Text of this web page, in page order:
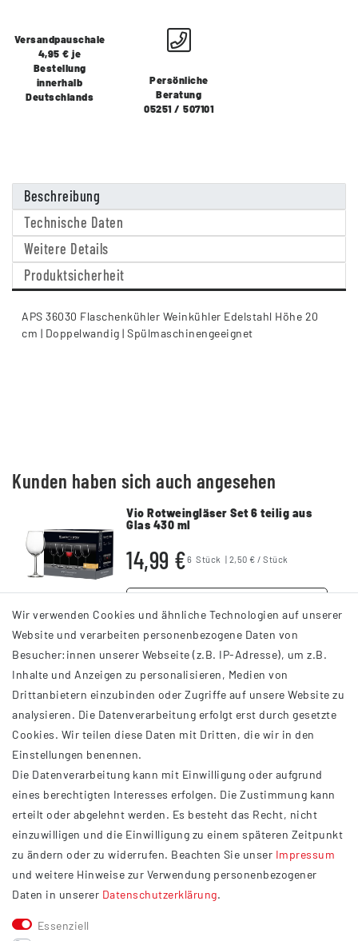
Versandpauschale
4,95 € je
Bestellung
innerhalb
Deutschlands
Persönliche
Beratung
05251 / 507101
Beschreibung
Technische Daten
Weitere Details
Produktsicherheit
APS 36030 Flaschenkühler Weinkühler Edelstahl Höhe 20
cm | Doppelwandig | Spülmaschinengeeignet
Kunden haben sich auch angesehen
Vio Rotweingläser Set 6 teilig aus
Glas 430 ml
14,99 €6 Stück | 2,50 € / Stück
INFORMATIONEN
AGB
Impressum
Datenschutzerklärung
Widerrufsrecht
Barrierefreiheit
Service
Kontakt
Versand
Wir verwenden Cookies und ähnliche Technologien auf unserer
Website und verarbeiten personenbezogene Daten von
Besucher:innen unserer Webseite (z.B. IP-Adresse), um z.B.
Inhalte und Anzeigen zu personalisieren, Medien von
Drittanbietern einzubinden oder Zugriffe auf unsere Website zu
analysieren. Die Datenverarbeitung erfolgt erst durch gesetzte
Cookies. Wir teilen diese Daten mit Dritten, die wir in den
Einstellungen benennen.
Die Datenverarbeitung kann mit Einwilligung oder aufgrund
eines berechtigten Interesses erfolgen. Die Zustimmung kann
erteilt oder abgelehnt werden. Es besteht das Recht, nicht
einzuwilligen und die Einwilligung zu einem späteren Zeitpunkt
zu ändern oder zu widerrufen. Beachten Sie unser Impressum
und weitere Hinweise zur Verwendung personenbezogener
Daten in unserer Daten­schutz­erklärung.
Essenziell